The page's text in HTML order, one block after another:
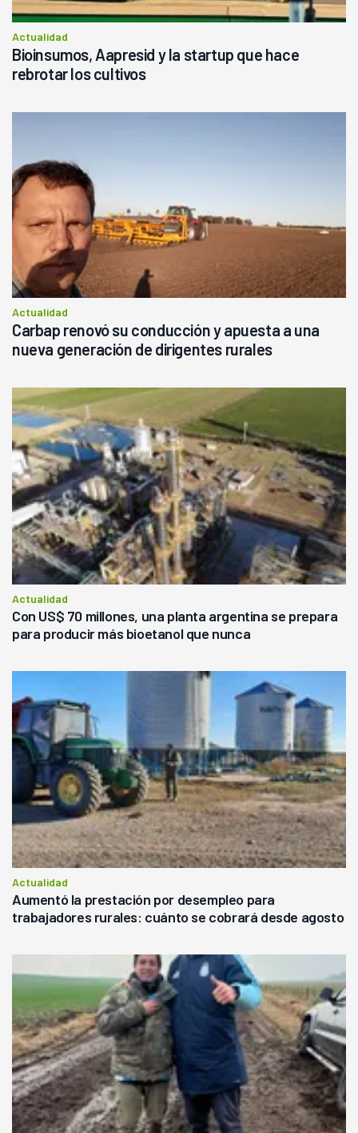
Actualidad
Bioinsumos, Aapresid y la startup que hace
rebrotar los cultivos
Actualidad
Carbap renovó su conducción y apuesta a una
nueva generación de dirigentes rurales
Actualidad
Con US$ 70 millones, una planta argentina se prepara
para producir más bioetanol que nunca
Actualidad
Aumentó la prestación por desempleo para
trabajadores rurales: cuánto se cobrará desde agosto